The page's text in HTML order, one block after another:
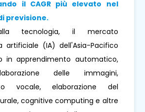
il CAGR più elevato nel
previsione.
tecnologia, il mercato
artificiale (IA) dell'Asia-Pacifico
in apprendimento automatico,
delle immagini,
vocale, elaborazione del
cognitive computing e altre